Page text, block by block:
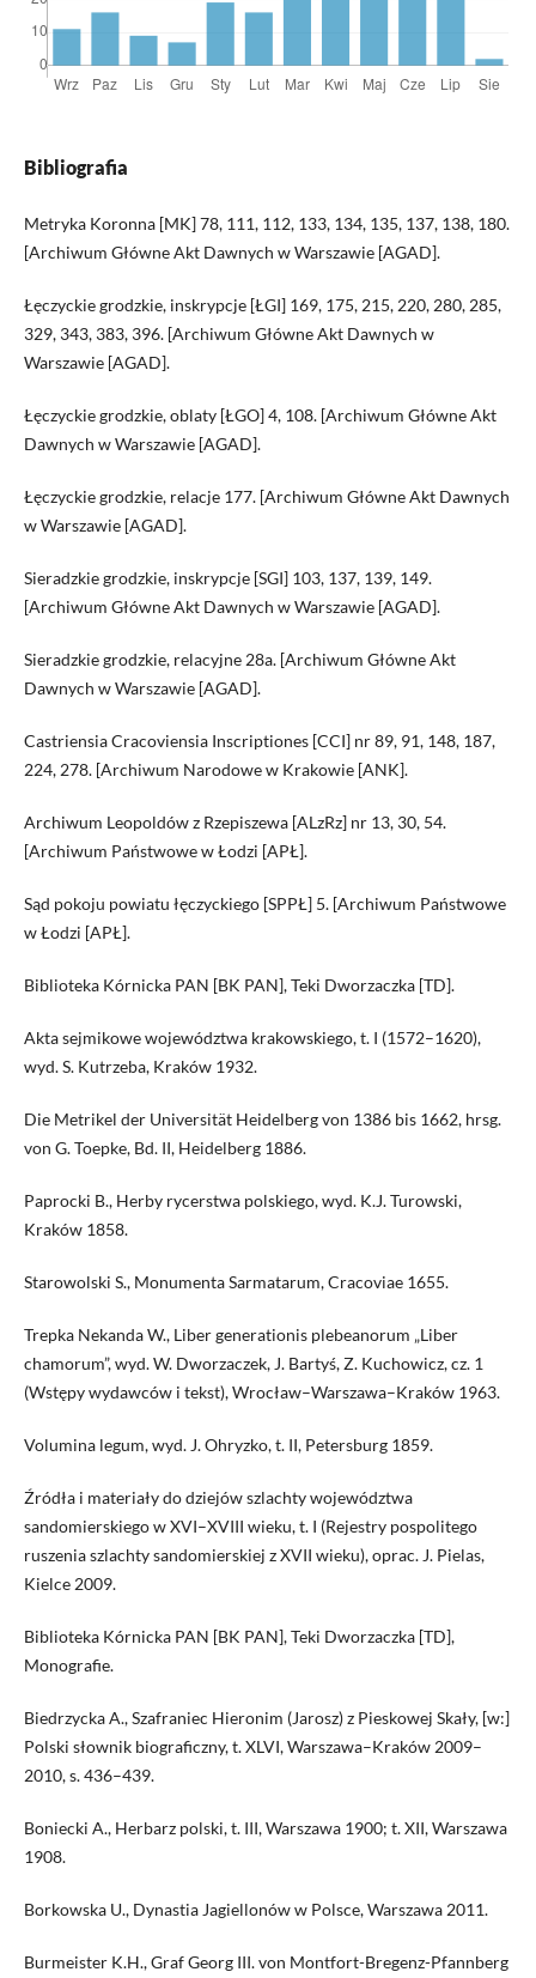
Bibliografia
Metryka Koronna [MK] 78, 111, 112, 133, 134, 135, 137, 138, 180.
[Archiwum Główne Akt Dawnych w Warszawie [AGAD].
Łęczyckie grodzkie, inskrypcje [ŁGI] 169, 175, 215, 220, 280, 285,
329, 343, 383, 396. [Archiwum Główne Akt Dawnych w
Warszawie [AGAD].
Łęczyckie grodzkie, oblaty [ŁGO] 4, 108. [Archiwum Główne Akt
Dawnych w Warszawie [AGAD].
Łęczyckie grodzkie, relacje 177. [Archiwum Główne Akt Dawnych
w Warszawie [AGAD].
Sieradzkie grodzkie, inskrypcje [SGI] 103, 137, 139, 149.
[Archiwum Główne Akt Dawnych w Warszawie [AGAD].
Sieradzkie grodzkie, relacyjne 28a. [Archiwum Główne Akt
Dawnych w Warszawie [AGAD].
Castriensia Cracoviensia Inscriptiones [CCI] nr 89, 91, 148, 187,
224, 278. [Archiwum Narodowe w Krakowie [ANK].
Archiwum Leopoldów z Rzepiszewa [ALzRz] nr 13, 30, 54.
[Archiwum Państwowe w Łodzi [APŁ].
Sąd pokoju powiatu łęczyckiego [SPPŁ] 5. [Archiwum Państwowe
w Łodzi [APŁ].
Biblioteka Kórnicka PAN [BK PAN], Teki Dworzaczka [TD].
Akta sejmikowe województwa krakowskiego, t. I (1572–1620),
wyd. S. Kutrzeba, Kraków 1932.
Die Metrikel der Universität Heidelberg von 1386 bis 1662, hrsg.
von G. Toepke, Bd. II, Heidelberg 1886.
Paprocki B., Herby rycerstwa polskiego, wyd. K.J. Turowski,
Kraków 1858.
Starowolski S., Monumenta Sarmatarum, Cracoviae 1655.
Trepka Nekanda W., Liber generationis plebeanorum „Liber
chamorum”, wyd. W. Dworzaczek, J. Bartyś, Z. Kuchowicz, cz. 1
(Wstępy wydawców i tekst), Wrocław–Warszawa–Kraków 1963.
Volumina legum, wyd. J. Ohryzko, t. II, Petersburg 1859.
Źródła i materiały do dziejów szlachty województwa
sandomierskiego w XVI–XVIII wieku, t. I (Rejestry pospolitego
ruszenia szlachty sandomierskiej z XVII wieku), oprac. J. Pielas,
Kielce 2009.
Biblioteka Kórnicka PAN [BK PAN], Teki Dworzaczka [TD],
Monografie.
Biedrzycka A., Szafraniec Hieronim (Jarosz) z Pieskowej Skały, [w:]
Polski słownik biograficzny, t. XLVI, Warszawa–Kraków 2009–
2010, s. 436–439.
Boniecki A., Herbarz polski, t. III, Warszawa 1900; t. XII, Warszawa
1908.
Borkowska U., Dynastia Jagiellonów w Polsce, Warszawa 2011.
Burmeister K.H., Graf Georg III. von Montfort-Bregenz-Pfannberg